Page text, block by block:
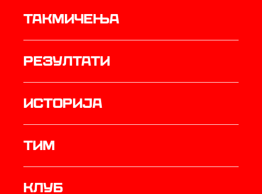
Такмичења
резултати
историја
ТИМ
Клуб